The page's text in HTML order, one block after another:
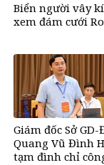
Biển người vây
xem đám cưới
Giám đốc Sở
Quang Vũ Đình
tạm đình chỉ